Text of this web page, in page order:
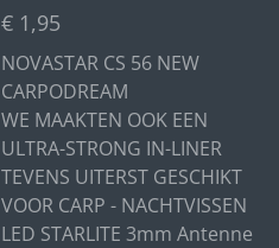
€ 1,95
NOVASTAR CS 56 NEW
CARPODREAM
WE MAAKTEN OOK EEN
ULTRA-STRONG IN-LINER
TEVENS UITERST GESCHIKT
VOOR CARP - NACHTVISSEN
LED STARLITE 3mm Antenne